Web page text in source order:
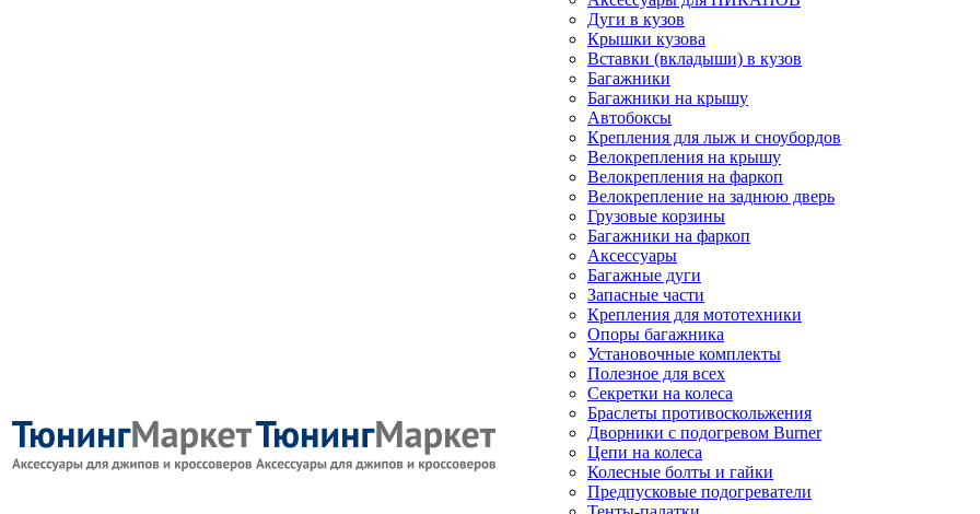
Дуги в кузов
Крышки кузова
Вставки (вкладыши) в кузов
Багажники
Багажники на крышу
Автобоксы
Крепления для лыж и сноубордов
Велокрепления на крышу
Велокрепления на фаркоп
Велокрепление на заднюю дверь
Грузовые корзины
Багажники на фаркоп
Аксессуары
Багажные дуги
Запасные части
Крепления для мототехники
Опоры багажника
Установочные комплекты
Полезное для всех
Секретки на колеса
Браслеты противоскольжения
Дворники с подогревом Burner
Цепи на колеса
Колесные болты и гайки
Предпусковые подогреватели